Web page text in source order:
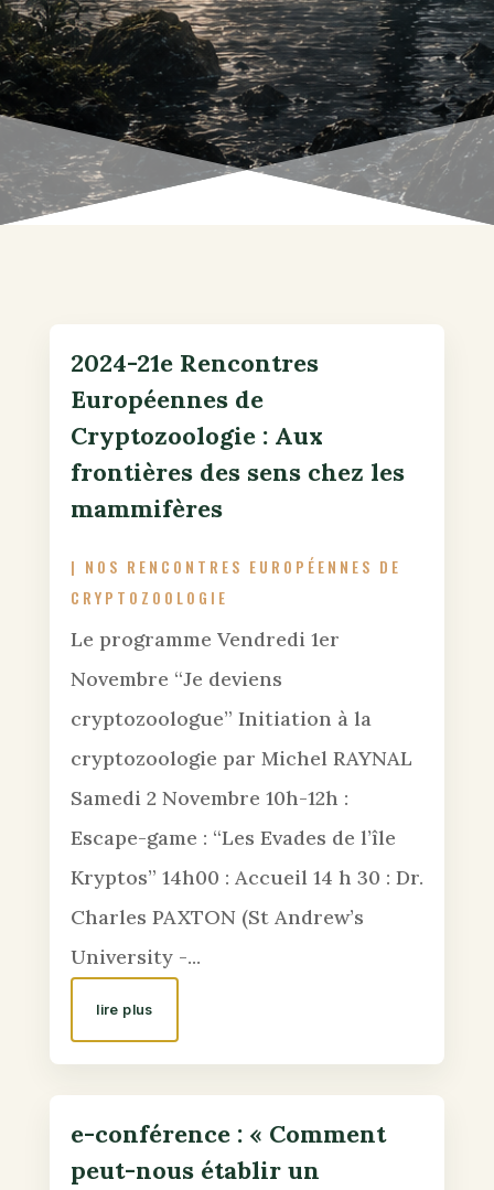
2024-21e Rencontres
Européennes de
Cryptozoologie : Aux
frontières des sens chez les
mammifères
| NOS RENCONTRES EUROPÉENNES DE
CRYPTOZOOLOGIE
Le programme Vendredi 1er
Novembre “Je deviens
cryptozoologue” Initiation à la
cryptozoologie par Michel RAYNAL
Samedi 2 Novembre 10h-12h :
Escape-game : “Les Evades de l’île
Kryptos” 14h00 : Accueil 14 h 30 : Dr.
Charles PAXTON (St Andrew’s
University -...
lire plus
e-conférence : « Comment
peut-nous établir un